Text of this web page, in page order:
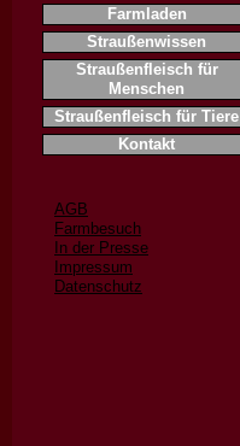
Farmladen
Straußenwissen
Straußenfleisch für
Menschen
Straußenfleisch für Tiere
Kontakt
AGB
Farmbesuch
In der Presse
Impressum
Datenschutz